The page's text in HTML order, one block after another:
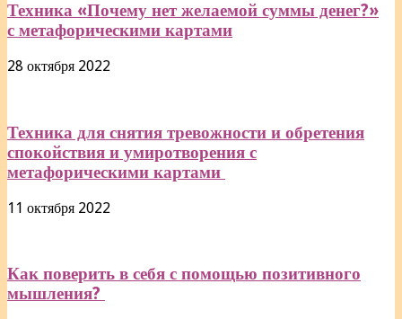
Техника «Почему нет желаемой суммы денег?»
с метафорическими картами
28 октября 2022
Техника для снятия тревожности и обретения
спокойствия и умиротворения с
метафорическими картами
11 октября 2022
Как поверить в себя с помощью позитивного
мышления?